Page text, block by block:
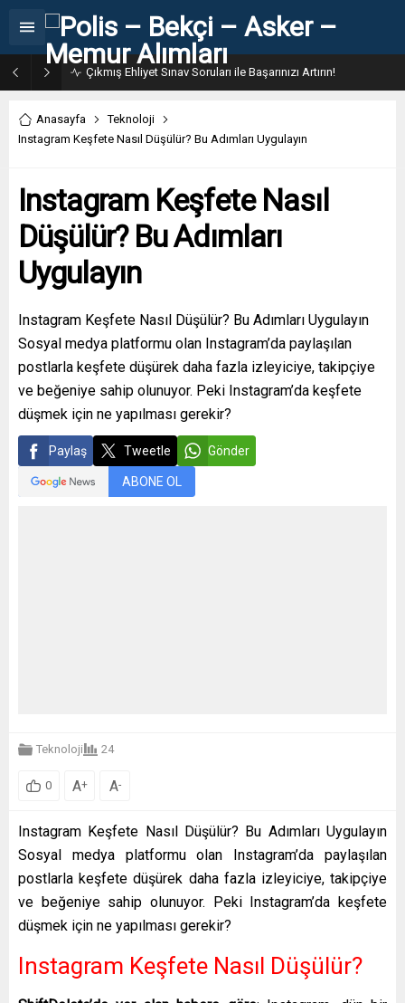
Çıkmış Ehliyet Sınav Soruları ile Başarınızı Artırın!
Anasayfa
Teknoloji
Instagram Keşfete Nasıl Düşülür? Bu Adımları Uygulayın
Instagram Keşfete Nasıl
Düşülür? Bu Adımları
Uygulayın
Instagram Keşfete Nasıl Düşülür? Bu Adımları Uygulayın
Sosyal medya platformu olan Instagram’da paylaşılan
postlarla keşfete düşürek daha fazla izleyiciye, takipçiye
ve beğeniye sahip olunuyor. Peki Instagram’da keşfete
düşmek için ne yapılması gerekir?
Paylaş Tweetle Gönder
ABONE OL
Teknoloji 24
0 A+ A-
Instagram Keşfete Nasıl Düşülür? Bu Adımları Uygulayın
Sosyal medya platformu olan Instagram’da paylaşılan
postlarla keşfete düşürek daha fazla izleyiciye, takipçiye
ve beğeniye sahip olunuyor. Peki Instagram’da keşfete
düşmek için ne yapılması gerekir?
Instagram Keşfete Nasıl Düşülür?